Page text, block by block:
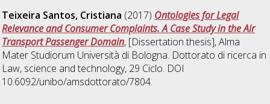
Teixeira Santos, Cristiana (2017) Ontologies for Legal
Relevance and Consumer Complaints. A Case Study in the Air
Transport Passenger Domain, [Dissertation thesis], Alma
Mater Studiorum Università di Bologna. Dottorato di ricerca in
Law, science and technology, 29 Ciclo. DOI
10.6092/unibo/amsdottorato/7804.